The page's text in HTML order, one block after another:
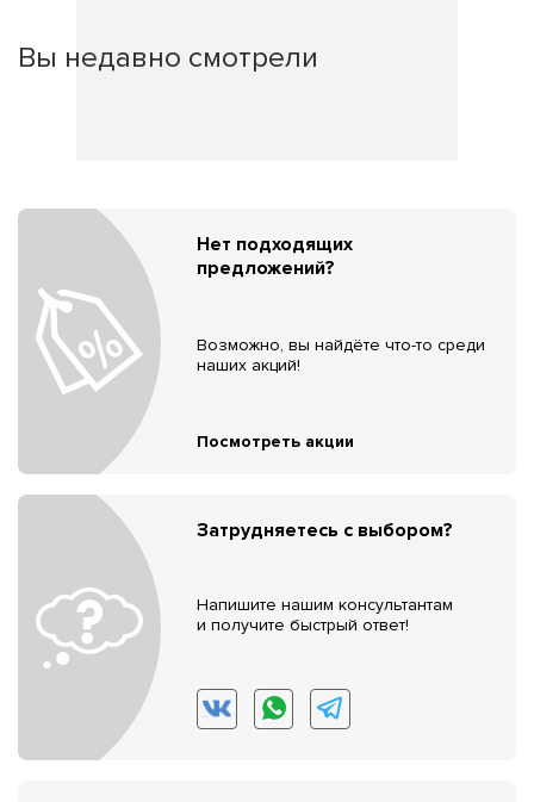
Вы недавно смотрели
Нет подходящих
предложений?
Возможно, вы найдёте что-то среди
наших акций!
Посмотреть акции
Затрудняетесь с выбором?
Напишите нашим консультантам
и получите быстрый ответ!